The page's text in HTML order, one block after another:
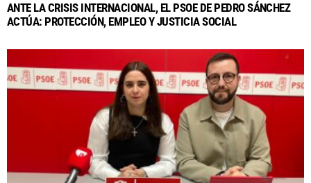
ANTE LA CRISIS INTERNACIONAL, EL PSOE DE PEDRO SÁNCHEZ
ACTÚA: PROTECCIÓN, EMPLEO Y JUSTICIA SOCIAL